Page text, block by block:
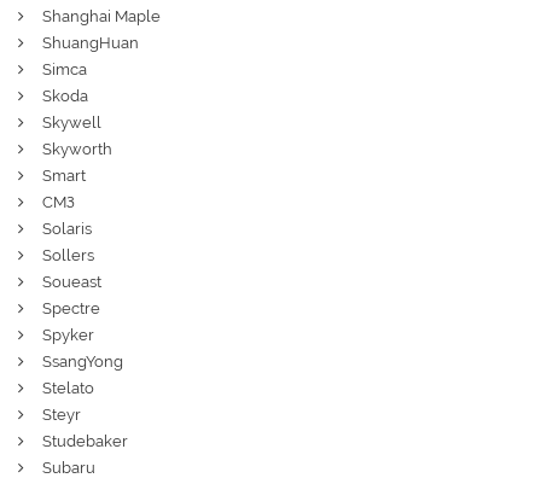
Shanghai Maple
ShuangHuan
Simca
Skoda
Skywell
Skyworth
Smart
СМЗ
Solaris
Sollers
Soueast
Spectre
Spyker
SsangYong
Stelato
Steyr
Studebaker
Subaru